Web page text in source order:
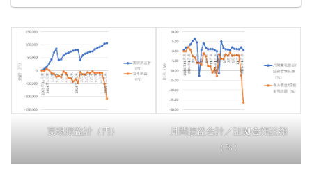
実現損益計（円）
月間損益合計／証拠金預託額
（％）